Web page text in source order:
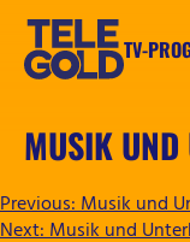
Zum
springen
TV-
MUSIK UND
Previous:Musik und
Next:Musik und